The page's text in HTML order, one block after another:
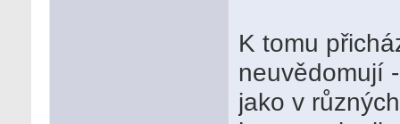
K tomu
neuvědomují
jako v